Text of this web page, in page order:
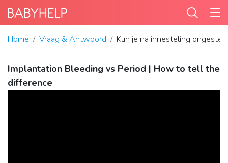
Home Vraag & Antwoord Kun je na innesteling
Implantation Bleeding vs Period | How to tell the
difference